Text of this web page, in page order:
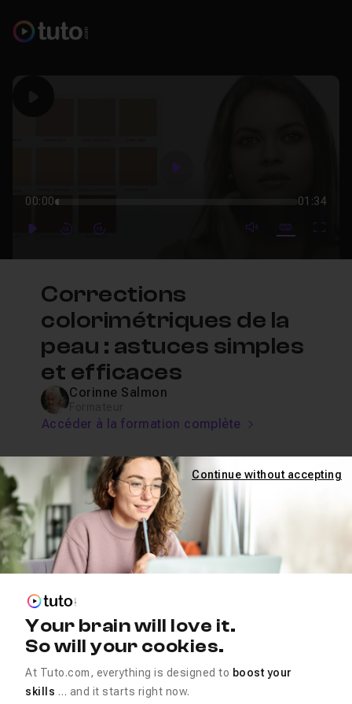
Play
00:00 01:34
PlayForwardForward mute video
Subtitles
Corrections
colorimétriques de la
peau : astuces simples
et efficaces
Corinne Salmon
Accéder à la formation complète